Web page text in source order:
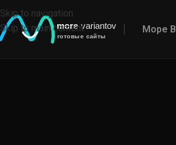
Skip to navigation
Skip to main content
Море